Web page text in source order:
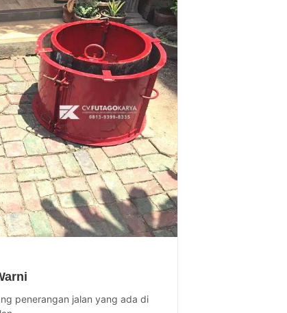
penerangan jalan yang ada di